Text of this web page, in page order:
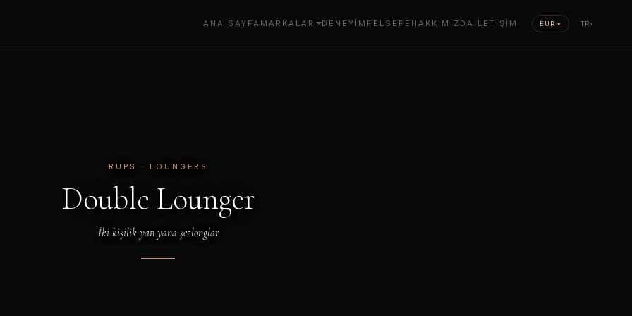
ANA SAYFA MARKALAR DENEYIM FELSEFE HAKKIMIZDA İLETIŞIM EUR ▾ TR ▾
RUPS · LOUNGERS
Double Lounger
İki kişilik yan yana şezlonglar